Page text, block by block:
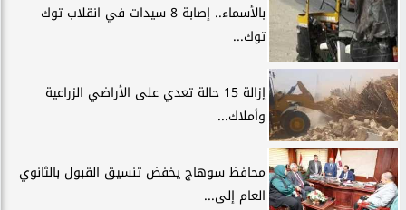
بالأسماء.. إصابة 8 سيدات في انقلاب توك
توك...
إزالة 15 حالة تعدي على الأراضي الزراعية
وأملاك...
محافظ سوهاج يخفض تنسيق القبول بالثانوي
العام إلى...